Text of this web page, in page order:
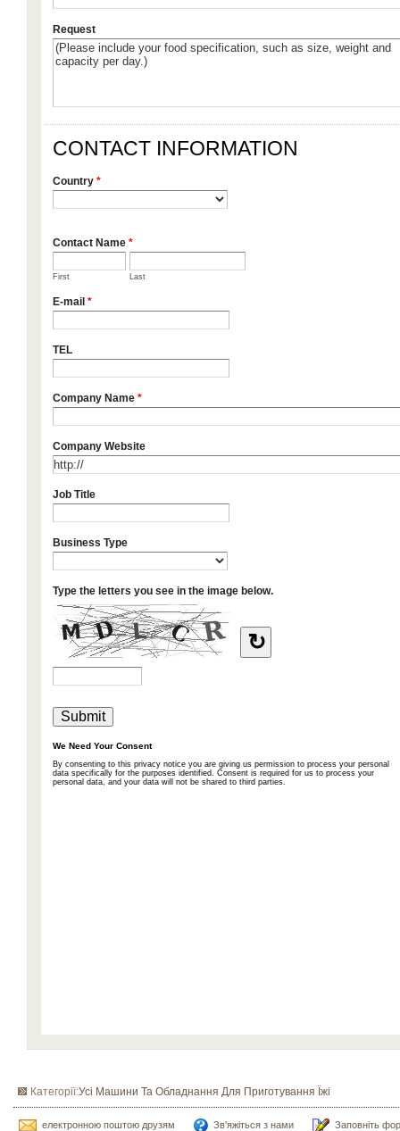
Категорії:Усі Машини Та Обладнання Для Приготування Їжі
електронною поштою друзям Зв'яжіться з нами Заповніть